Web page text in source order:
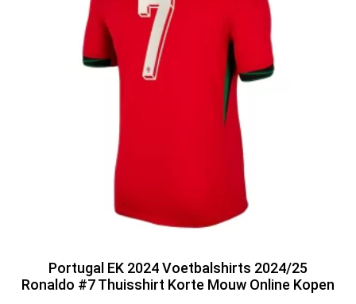
Portugal EK 2024 Voetbalshirts 2024/25
Ronaldo #7 Thuisshirt Korte Mouw Online Kopen